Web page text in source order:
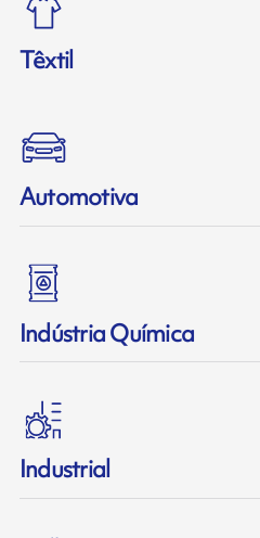
Têxtil
Automotiva
Indústria Química
Industrial